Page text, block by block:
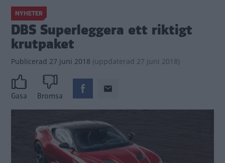
NYHETER
DBS Superleggera ett riktigt
krutpaket
Publicerad 27 juni 2018 (uppdaterad 27 juni 2018)
Gasa Bromsa